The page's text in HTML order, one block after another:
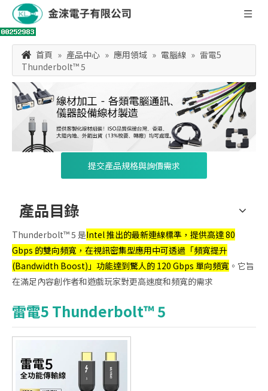
首頁 » 產品中心 » 應用領域 » 電腦線 » 雷電5
Thunderbolt™ 5
提交產品規格與詢價需求
產品目錄
Thunderbolt™ 5 是Intel 推出的最新連線標準，提供高達 80
Gbps 的雙向頻寬，在視訊密集型應用中可透過「頻寬提升
(Bandwidth Boost)」功能達到驚人的 120 Gbps 單向頻寬 。它旨
在滿足內容創作者和遊戲玩家對更高速度和頻寬的需求
雷電5 Thunderbolt™ 5